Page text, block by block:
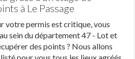
à Le Passage
votre permis est critique, vous
sein du département 47 - Lot et
des points ? Nous allons